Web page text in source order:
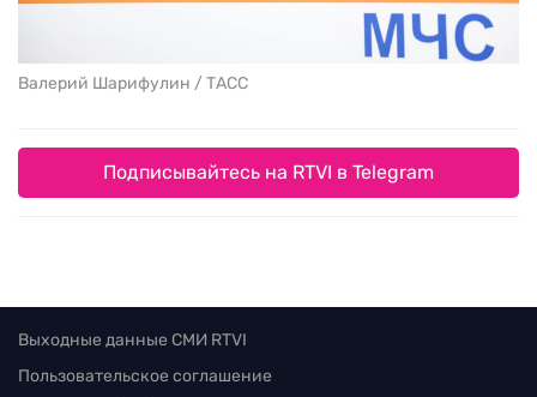
Валерий Шарифулин / ТАСС
Подписывайтесь на RTVI в Telegram
Выходные данные СМИ RTVI
Пользовательское соглашение